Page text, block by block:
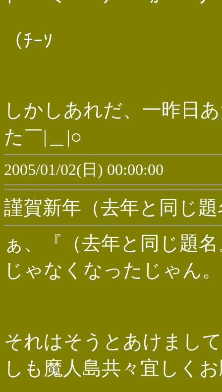
（ﾁｰｿ
しかしあれだ、一昨日
た￣|＿|○
2005/01/02(日) 00:00:00
謹賀新年（去年と同じ題
ぁ、『（去年と同じ題
じゃなくなったじゃん
それはそうとあけまし
しも魔人島共々宜しく